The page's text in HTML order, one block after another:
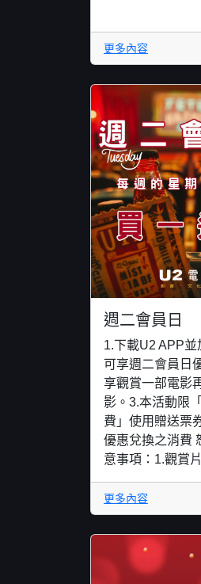
更多內容
週二會員日
1.下載U2 APP並
可享週二會員日
享觀賞一部電影
影。3.本活動限
費」使用贈送票
優惠兌換之消費
意事項：1.觀賞
更多內容